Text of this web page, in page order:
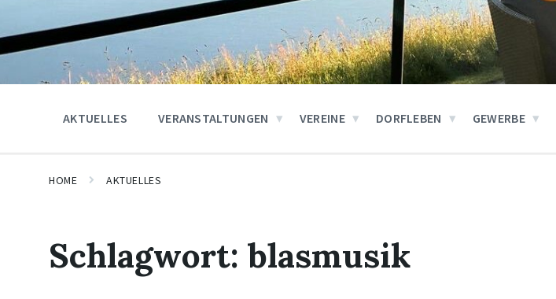
AKTUELLES VERANSTALTUNGEN VEREINE DORFLEBEN GEWERBE
HOME AKTUELLES
Schlagwort: blasmusik